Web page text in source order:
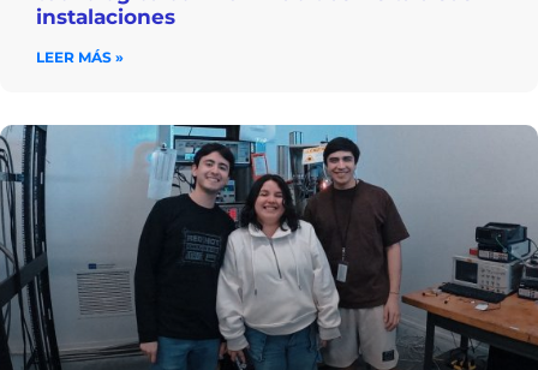
instalaciones
LEER MÁS »